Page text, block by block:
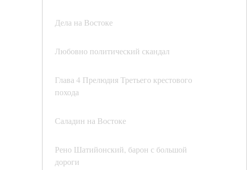
Дела на Востоке
Любовно политический скандал
Глава 4 Прелюдия Третьего крестового
похода
Саладин на Востоке
Рено Шатийонский, барон с большой
дороги